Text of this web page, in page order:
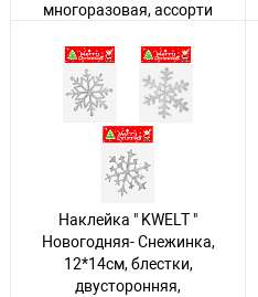
многоразовая, ассорти
выбора дизайна), пакет,
европодвес
Авторизуйтесь, чтобы
увидеть цену
1122 товара
Наклейка " KWELT "
Новогодняя- Снежинка,
12*14см, блестки,
двусторонняя,